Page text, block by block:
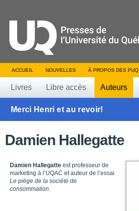
ACCUEIL NOUVELLES À PROPOS DES PUQ
Livres Libre accès Auteurs
Merci Henri et au revoir!
Damien Hallegatte
Damien Hallegatte est professeur de
marketing à l’UQAC et auteur de l’essai
Le piège de la société de
consommation.